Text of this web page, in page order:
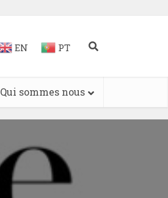
EN PT
Qui sommes nous